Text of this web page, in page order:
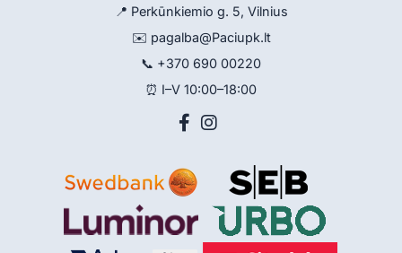
📍 Perkūnkiemio g. 5, Vilnius
✉️ pagalba@Paciupk.lt
📞 +370 690 00220
⏰ I–V 10:00–18:00